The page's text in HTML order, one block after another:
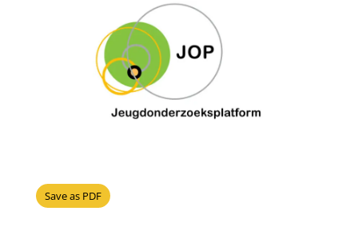
Save as PDF